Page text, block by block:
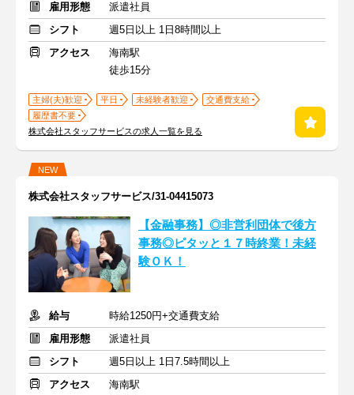
雇用形態
派遣社員
シフト
週5日以上 1日8時間以上
アクセス
海南駅
徒歩15分
主婦(夫)歓迎 平日 未経験者歓迎
交通費支給
履歴書不要
株式会社スタッフサービスの求人一覧を見る
NEW
株式会社スタッフサービス/31-04415073
【金融事務】◎非営利団体で後方
事務◎ピタッと１７時終業！未経
験ＯＫ！
給与
時給1250円+交通費支給
雇用形態
派遣社員
シフト
週5日以上 1日7.5時間以上
アクセス
海南駅